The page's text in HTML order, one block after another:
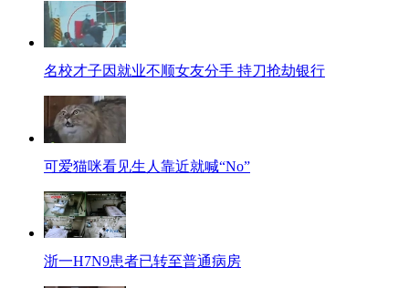
名校才子因就业不顺女友分手 持刀抢劫银行
可爱猫咪看见生人靠近就喊“No”
浙一H7N9患者已转至普通病房